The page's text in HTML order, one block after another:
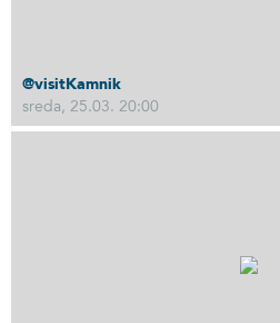
@visitKamnik
sreda, 25.03. 20:00